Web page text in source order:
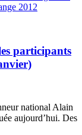
2012
participants
national Alain
aujourd’hui. Des